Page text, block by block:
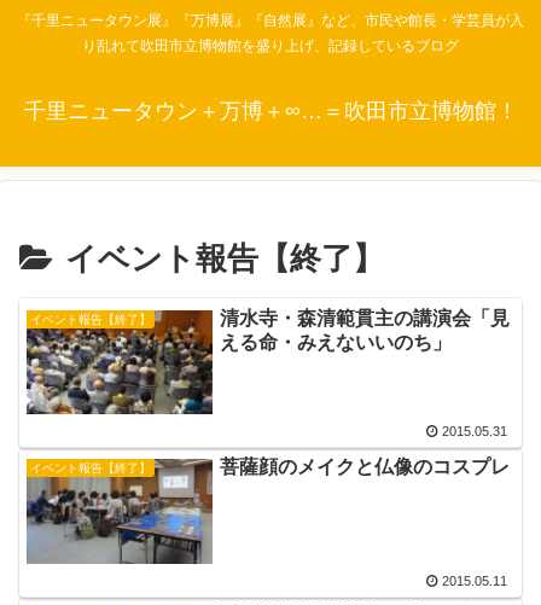
『千里ニュータウン展』『万博展』『自然展』など、市民や館長・学芸員が入
り乱れて吹田市立博物館を盛り上げ、記録しているブログ
千里ニュータウン＋万博＋∞…＝吹田市立博物館！
イベント報告【終了】
イベント報告【終了】
清水寺・森清範貫主の講演会「見
える命・みえないいのち」
2015.05.31
イベント報告【終了】 菩薩顔のメイクと仏像のコスプレ
2015.05.11